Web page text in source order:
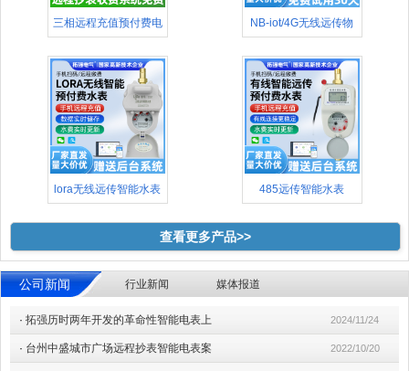
三相远程充值预付费电 NB-iot/4G无线远传物
lora无线远传智能水表 485远传智能水表
查看更多产品>>
公司新闻 行业新闻 媒体报道
· 拓强历时两年开发的革命性智能电表上 2024/11/24
· 台州中盛城市广场远程抄表智能电表案 2022/10/20